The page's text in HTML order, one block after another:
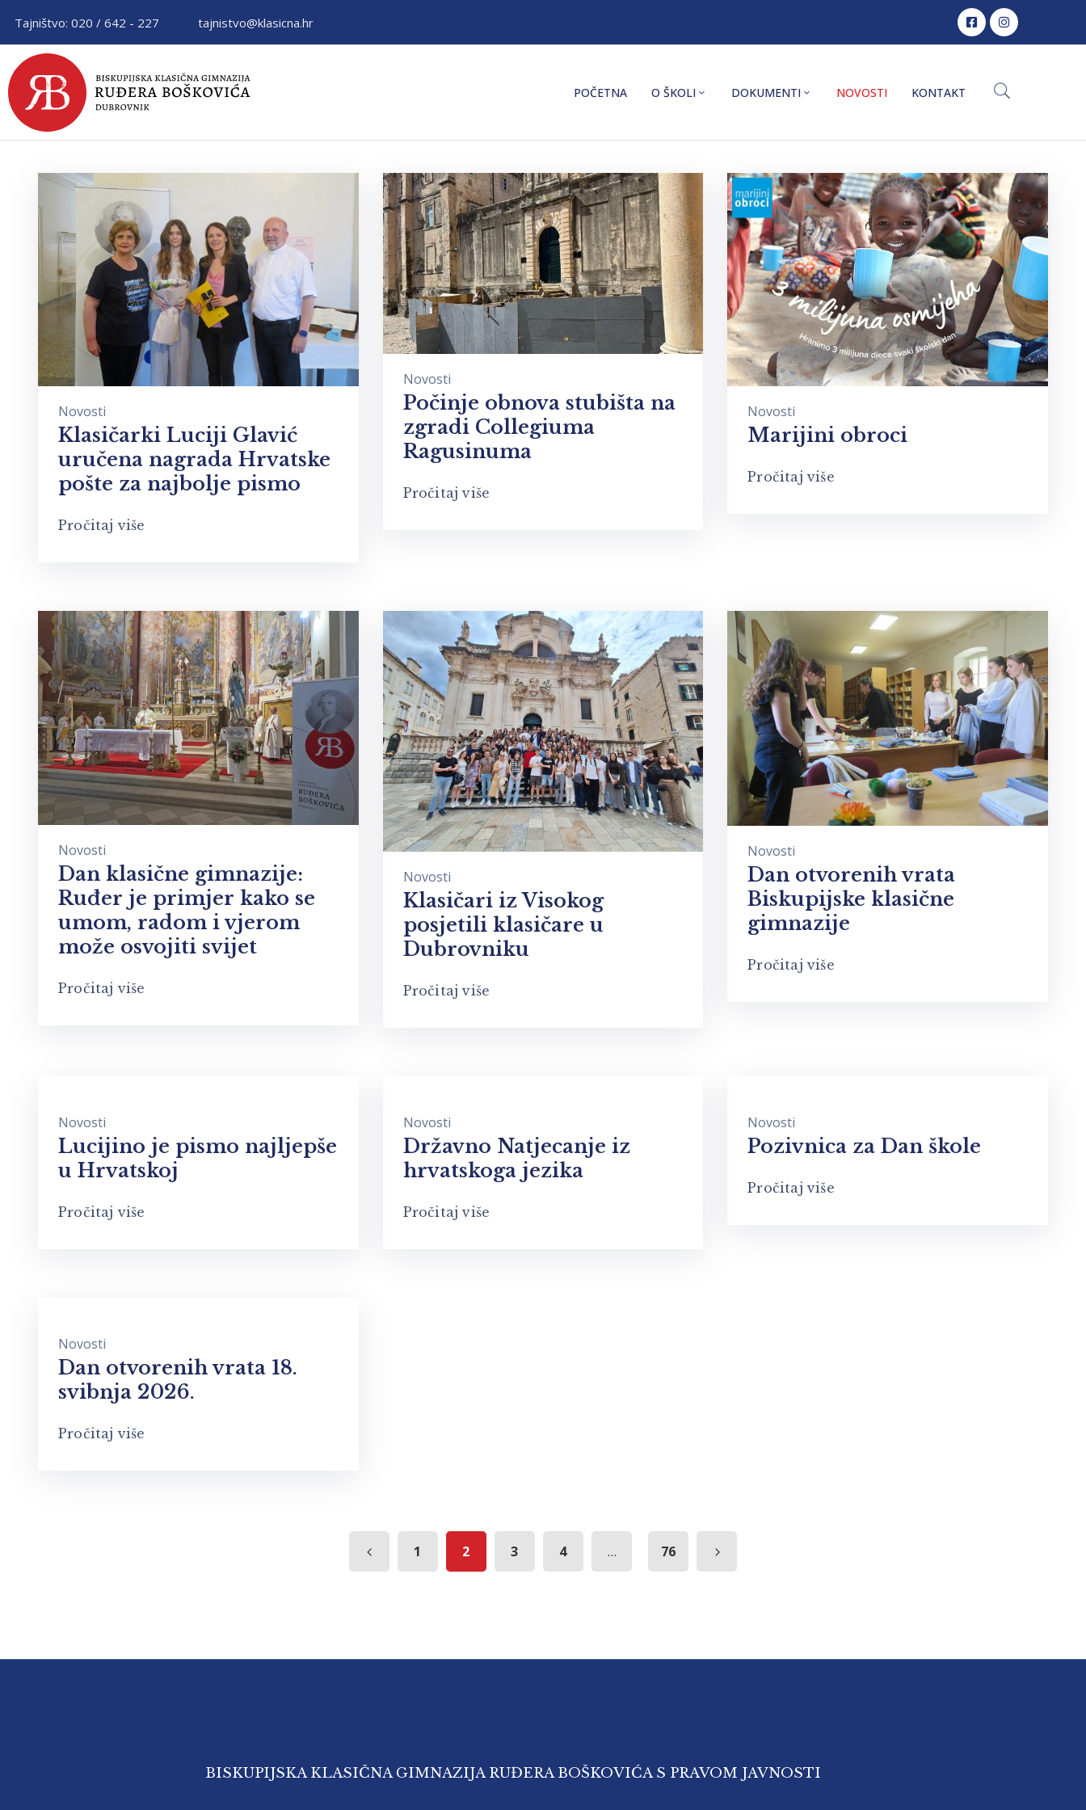
Tajništvo: 020 / 642 - 227 tajnistvo@klasicna.hr
POČETNA O ŠKOLI DOKUMENTI NOVOSTI KONTAKT
Novosti
Klasičarki Luciji Glavić
uručena nagrada Hrvatske
pošte za najbolje pismo
Pročitaj više
Novosti
Počinje obnova stubišta na
zgradi Collegiuma
Ragusinuma
Pročitaj više
Novosti
Marijini obroci
Pročitaj više
Novosti
Dan klasične gimnazije:
Ruđer je primjer kako se
umom, radom i vjerom
može osvojiti svijet
Pročitaj više
Novosti
Klasičari iz Visokog
posjetili klasičare u
Dubrovniku
Pročitaj više
Novosti
Dan otvorenih vrata
Biskupijske klasične
gimnazije
Pročitaj više
Novosti
Lucijino je pismo najljepše
u Hrvatskoj
Pročitaj više
Novosti
Državno Natjecanje iz
hrvatskoga jezika
Pročitaj više
Novosti
Pozivnica za Dan škole
Pročitaj više
Novosti
Dan otvorenih vrata 18.
svibnja 2026.
Pročitaj više
1 2 3 4 ... 76
BISKUPIJSKA KLASIČNA GIMNAZIJA RUĐERA BOŠKOVIĆA S PRAVOM JAVNOSTI